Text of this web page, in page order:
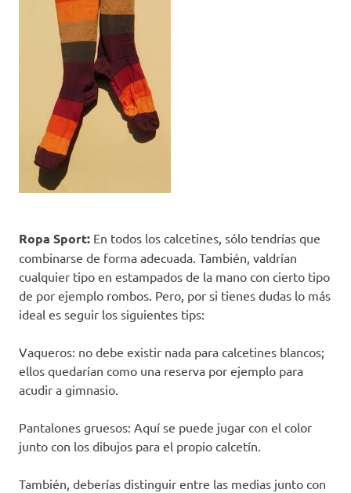
Ropa Sport: En todos los calcetines, sólo tendrías que
combinarse de forma adecuada. También, valdrían
cualquier tipo en estampados de la mano con cierto tipo
de por ejemplo rombos. Pero, por si tienes dudas lo más
ideal es seguir los siguientes tips:
Vaqueros: no debe existir nada para calcetines blancos;
ellos quedarían como una reserva por ejemplo para
acudir a gimnasio.
Pantalones gruesos: Aquí se puede jugar con el color
junto con los dibujos para el propio calcetín.
También, deberías distinguir entre las medias junto con